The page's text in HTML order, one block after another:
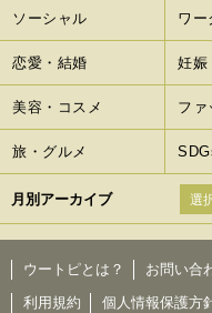
ソーシャル ワー
恋愛・結婚 妊娠
美容・コスメ ファ
旅・グルメ
月別アーカイブ
ウートピとは？
お問い合
利用規約
個人情報保護方